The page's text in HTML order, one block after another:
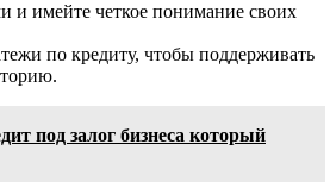
и имейте четкое понимание своих
по кредиту, чтобы поддерживать
под залог бизнеса который